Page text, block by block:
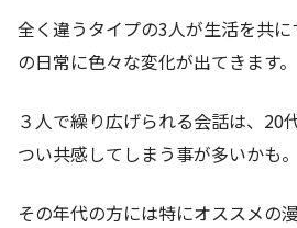
全く違うタイプの3人が生活を共
の日常に色々な変化が出てきます。
３人で繰り広げられる会話は、20
つい共感してしまう事が多いかも。
その年代の方には特にオススメの